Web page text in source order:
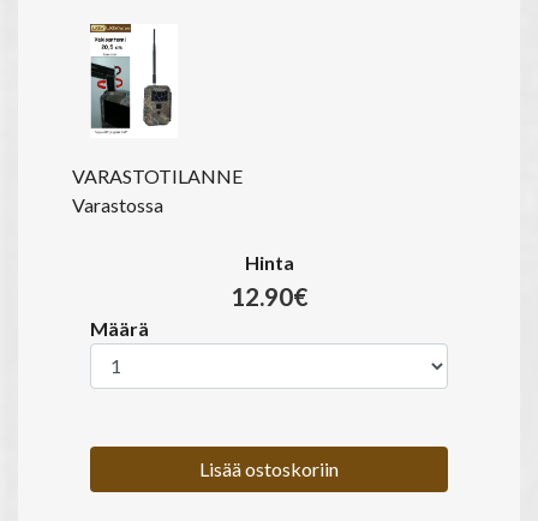
VARASTOTILANNE
Varastossa
Hinta
12.90€
Määrä
Lisää ostoskoriin